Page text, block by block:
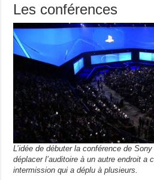
Les conférences
L’idée de débuter la conférence de
déplacer l’auditoire à un autre endroit a
intermission qui a déplu à plusieurs.